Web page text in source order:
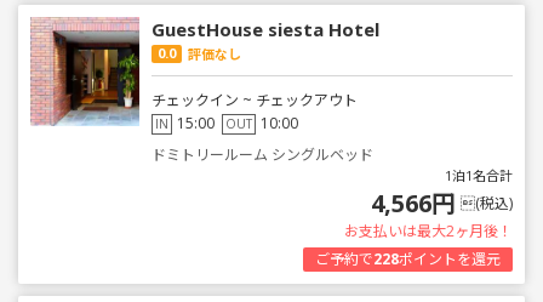
GuestHouse siesta Hotel
0.0 評価なし
チェックイン ~ チェックアウト
IN 15:00 OUT 10:00
ドミトリールーム シングルベッド
1泊1名合計
4,566円 (税込)
お支払いは最大2ヶ月後！
ご予約で228ポイントを還元